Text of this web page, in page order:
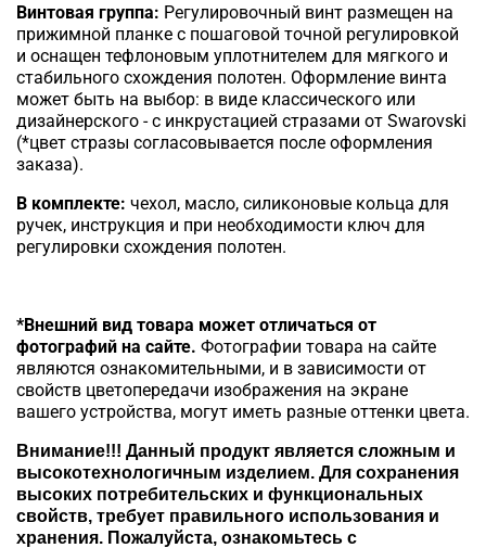
Винтовая группа: Регулировочный винт размещен на
прижимной планке с пошаговой точной регулировкой
и оснащен тефлоновым уплотнителем для мягкого и
стабильного схождения полотен. Оформление винта
может быть на выбор: в виде классического или
дизайнерского - с инкрустацией стразами от Swarovski
(*цвет стразы согласовывается после оформления
заказа).
В комплекте: чехол, масло, силиконовые кольца для
ручек, инструкция и при необходимости ключ для
регулировки схождения полотен.
*Внешний вид товара может отличаться от
фотографий на сайте. Фотографии товара на сайте
являются ознакомительными, и в зависимости от
свойств цветопередачи изображения на экране
вашего устройства, могут иметь разные оттенки цвета.
Внимание!!! Данный продукт является сложным и
высокотехнологичным изделием. Для сохранения
высоких потребительских и функциональных
свойств, требует правильного использования и
хранения. Пожалуйста, ознакомьтесь c